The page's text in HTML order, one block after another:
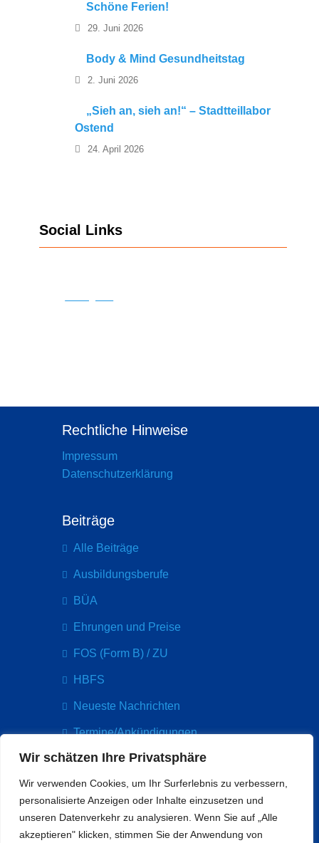
Wir schätzen Ihre Privatsphäre
Wir verwenden Cookies, um Ihr Surferlebnis zu verbessern,
personalisierte Anzeigen oder Inhalte einzusetzen und
unseren Datenverkehr zu analysieren. Wenn Sie auf „Alle
akzeptieren" klicken, stimmen Sie der Anwendung von
Schöne Ferien!
29. Juni 2026
Body & Mind Gesundheitstag
2. Juni 2026
„Sieh an, sieh an!“ – Stadtteillabor
Ostend
24. April 2026
Social Links
Rechtliche Hinweise
Impressum
Datenschutzerklärung
Beiträge
Alle Beiträge
Ausbildungsberufe
BÜA
Ehrungen und Preise
FOS (Form B) / ZU
HBFS
Neueste Nachrichten
Termine/Ankündigungen
Kontakt
Paul-Arnsberg-Platz 5
60314 Frankfurt
info@bethmannschule.org